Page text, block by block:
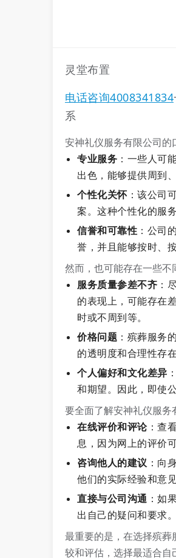
灵堂布置
电话咨询4008341834
系
安神礼仪服务有限公司的
专业服务 ：一些人可
出色，能够提供周到
个性化关怀：该公司
案。这种个性化的服
信誉和可靠性 ：公司
誉，并且能够按时、
然而，也可能存在一些不
服务质量参差不齐 ：
的表现上，可能存在
时或不周到等。
价格问题 ：殡葬服务
的透明度和合理性存在
个人偏好和文化差异
和期望。因此，即使
要全面了解安神礼仪服务
在线评价和评论：查
息，因为网上的评价
咨询他人的建议 ：向
他们的实际经验和意
直接与公司沟通 ：如
出自己的疑问和要求
最重要的是，在选择殡
较和评估，选择最适合